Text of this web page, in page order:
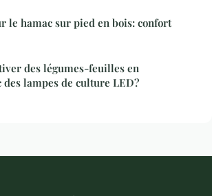
le hamac sur pied en bois: confort
des légumes-feuilles en
lampes de culture LED?